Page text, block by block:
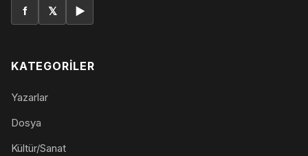
f 𝕏 ▶
KATEGORILER
Yazarlar
Dosya
Kültür/Sanat